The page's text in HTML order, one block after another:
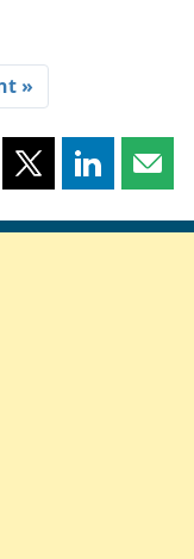
»
Partager
page
Partager
page page